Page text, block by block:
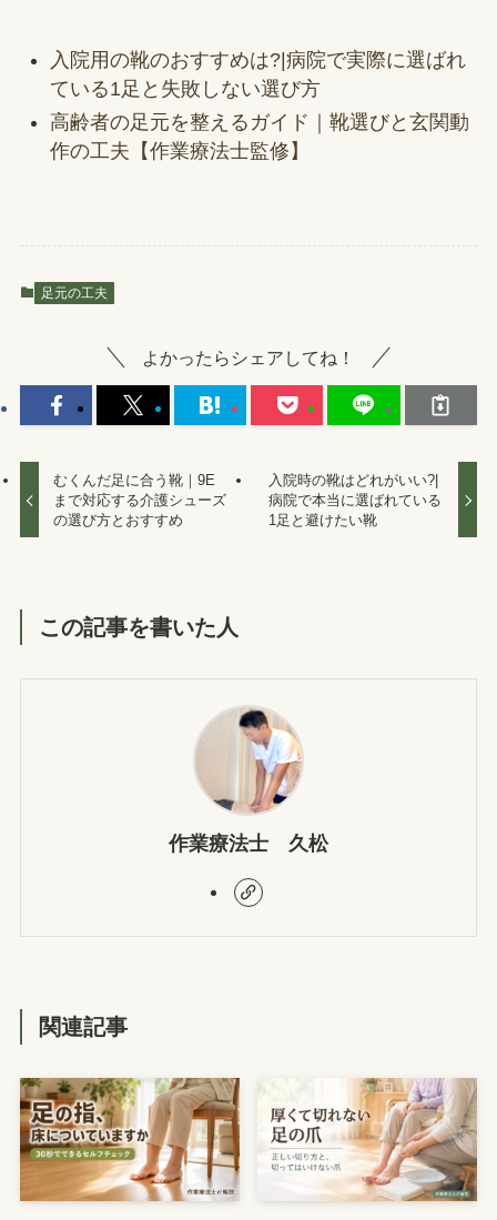
入院用の靴のおすすめは?|病院で実際に選ばれ
ている1足と失敗しない選び方
高齢者の足元を整えるガイド｜靴選びと玄関動
作の工夫【作業療法士監修】
足元の工夫
よかったらシェアしてね！
むくんだ足に合う靴｜9E
まで対応する介護シューズ
の選び方とおすすめ
入院時の靴はどれがいい?|
病院で本当に選ばれている
1足と避けたい靴
この記事を書いた人
作業療法士 久松
関連記事